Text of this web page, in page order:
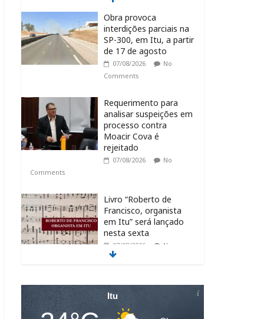
Obra provoca
interdições parciais na
SP-300, em Itu, a partir
de 17 de agosto
07/08/2026
No
Comments
Requerimento para
analisar suspeições em
processo contra
Moacir Cova é
rejeitado
07/08/2026
No
Comments
Livro “Roberto de
Francisco, organista
em Itu” será lançado
nesta sexta
07/08/2026
No
Comments
CEUNSP apresenta
novos espaços do
Bloco K no Campus
Itu